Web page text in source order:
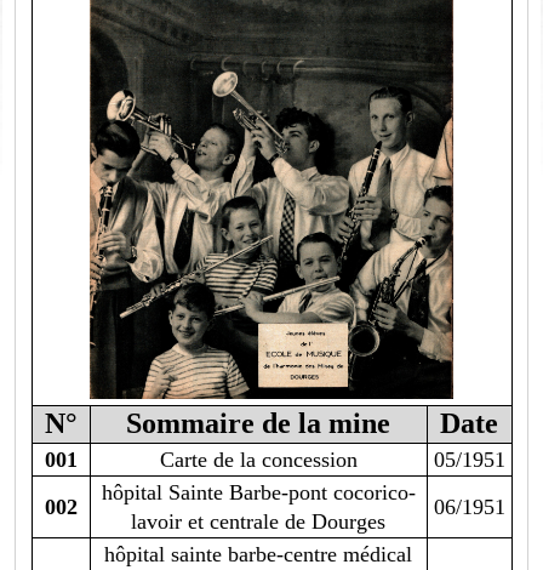
N° Sommaire de la mine Date
001 Carte de la concession
05/1951
002
hôpital Sainte Barbe-pont cocorico-
lavoir et centrale de Dourges
06/1951
hôpital sainte barbe-centre médical